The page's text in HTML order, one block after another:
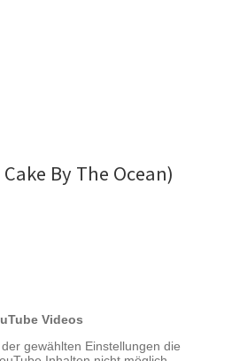
By The Ocean)